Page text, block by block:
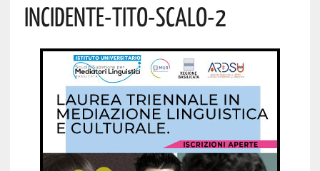
Incidente-Tito-Scalo-2